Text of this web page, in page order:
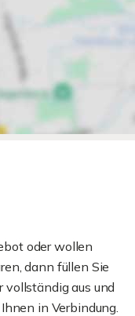
oder wollen
dann füllen Sie
vollständig aus und
in Verbindung.